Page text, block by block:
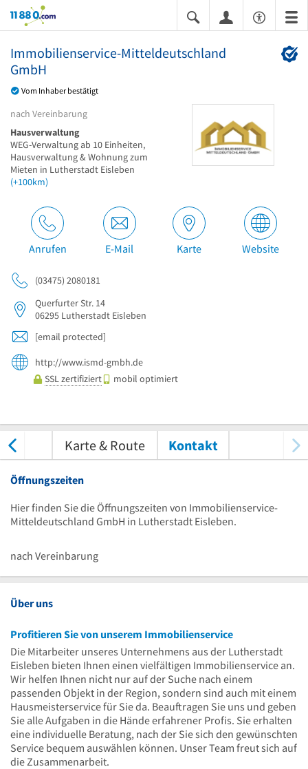
11880.com
Immobilienservice-Mitteldeutschland
GmbH
Vom Inhaber bestätigt
nach Vereinbarung
Hausverwaltung
WEG-Verwaltung ab 10 Einheiten,
Hausverwaltung & Wohnung zum
Mieten in Lutherstadt Eisleben
(+100km)
Anrufen E-Mail Karte Website
(03475) 2080181
Querfurter Str. 14
06295 Lutherstadt Eisleben
[email protected]
http://www.ismd-gmbh.de
SSL zertifiziert
mobil optimiert
Karte & Route Kontakt
Öffnungszeiten
Hier finden Sie die Öffnungszeiten von Immobilienservice-
Mitteldeutschland GmbH in Lutherstadt Eisleben.
nach Vereinbarung
Über uns
Profitieren Sie von unserem Immobilienservice
Die Mitarbeiter unseres Unternehmens aus der Lutherstadt
Eisleben bieten Ihnen einen vielfältigen Immobilienservice an.
Wir helfen Ihnen nicht nur auf der Suche nach einem
passenden Objekt in der Region, sondern sind auch mit einem
Hausmeisterservice für Sie da. Beauftragen Sie uns und geben
Sie alle Aufgaben in die Hände erfahrener Profis. Sie erhalten
eine individuelle Beratung, nach der Sie sich den gewünschten
Service bequem auswählen können. Unser Team freut sich auf
die Zusammenarbeit.